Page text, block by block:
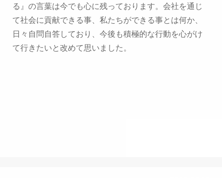
る』の言葉は今でも心に残っております。会社を通じ
て社会に貢献できる事、私たちができる事とは何か、
日々自問自答しており、今後も積極的な行動を心がけ
て行きたいと改めて思いました。